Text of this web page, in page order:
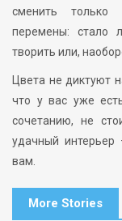
сменить только
перемены: стало
творить или,
Цвета не диктуют
что у вас уже
сочетанию, не
удачный
вам.
More Stories